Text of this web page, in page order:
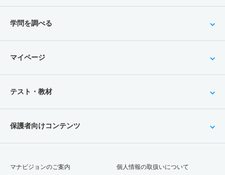
学問を調べる
マイページ
テスト・教材
保護者向けコンテンツ
マナビジョンのご案内 個人情報の取扱いについて